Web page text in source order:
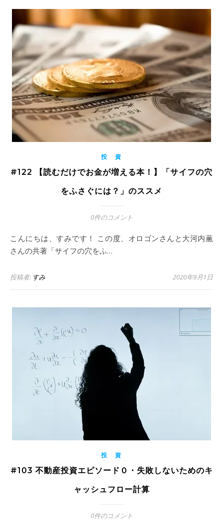
投 資
#122 【読むだけでお金が増える本！】「サイフの穴
をふさぐには？」のススメ
0件のコメント
こんにちは、すみです！ この度、オロゴンさんと大河内薫
さんの共著「サイフの穴をふ…
投稿者: すみ 2020年9月1日
投 資
#103 不動産投資エピソード０・失敗しないためのキ
ャッシュフロー計算
0件のコメント